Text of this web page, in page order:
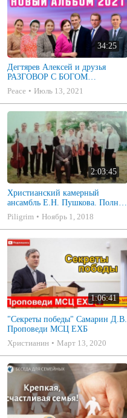
34:25
Дегтярев Алексей и друзья
РАЗГОВОР С БОГОМ
Христианские песни МСЦ ЕХБ
2021 (7я)
Peace Июль 13, 2021
2:03:45
Христианский камерный
ансамбль Е.Н. Пушкова. Полное
собрание
Piligrim Ноябрь 1, 2018
1:06:41
"Секреты победы" Самарин Д.В.
Проповеди МСЦ ЕХБ
Христианин
Март 13, 2020